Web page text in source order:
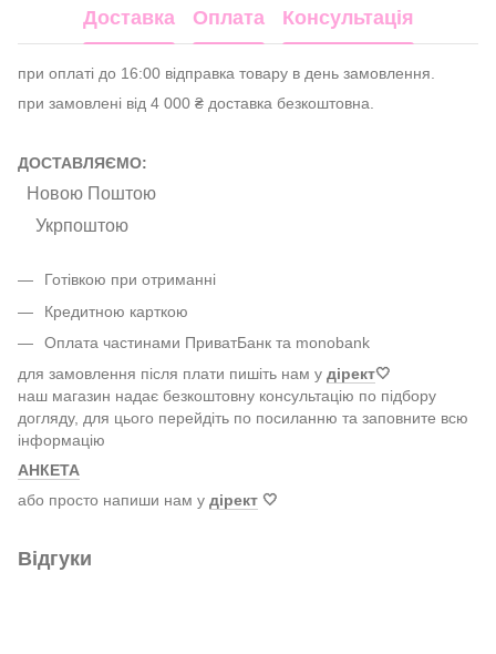
Доставка Оплата Консультація
при оплаті до 16:00 відправка товару в день замовлення.
при замовлені від 4 000 ₴ доставка безкоштовна.
ДОСТАВЛЯЄМО:
Новою Поштою
Укрпоштою
Готівкою при отриманні
Кредитною карткою
Оплата частинами ПриватБанк та monobank
для замовлення після плати пишіть нам у дірект🤍
наш магазин надає безкоштовну консультацію по підбору
догляду, для цього перейдіть по посиланню та заповните всю
інформацію
АНКЕТА
або просто напиши нам у дірект 🤍
Відгуки